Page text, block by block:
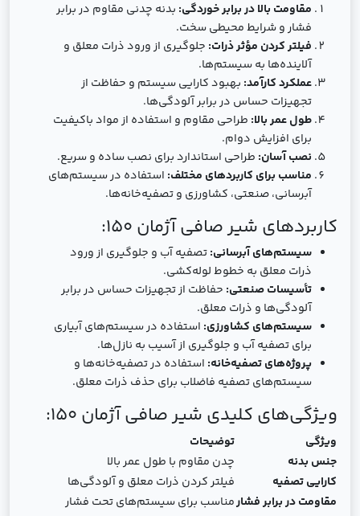
مقاومت بالا در برابر خوردگی: بدنه چدنی مقاوم در برابر
فشار و شرایط محیطی سخت.
فیلتر کردن مؤثر ذرات: جلوگیری از ورود ذرات معلق و
آلاینده‌ها به سیستم‌ها.
عملکرد کارآمد: بهبود کارایی سیستم و حفاظت از
تجهیزات حساس در برابر آلودگی‌ها.
طول عمر بالا: طراحی مقاوم و استفاده از مواد باکیفیت
برای افزایش دوام.
نصب آسان: طراحی استاندارد برای نصب ساده و سریع.
مناسب برای کاربردهای مختلف: استفاده در سیستم‌های
آبرسانی، صنعتی، کشاورزی و تصفیه‌خانه‌ها.
کاربردهای شیر صافی آژمان 150:
سیستم‌های آبرسانی:تصفیه آب و جلوگیری از ورود
ذرات معلق به خطوط لوله‌کشی.
تأسیسات صنعتی: حفاظت از تجهیزات حساس در برابر
آلودگی‌ها و ذرات معلق.
سیستم‌های کشاورزی: استفاده در سیستم‌های آبیاری
برای تصفیه آب و جلوگیری از آسیب به نازل‌ها.
پروژه‌های تصفیه‌خانه: استفاده در تصفیه‌خانه‌ها و
سیستم‌های تصفیه فاضلاب برای حذف ذرات معلق.
ویژگی‌های کلیدی شیر صافی آژمان 150:
ویژگی
توضیحات
جنس بدنه
چدن مقاوم با طول عمر بالا
کارایی تصفیه
فیلتر کردن ذرات معلق و آلودگی‌ها
مقاومت در برابر فشارمناسب برای سیستم‌های تحت فشار